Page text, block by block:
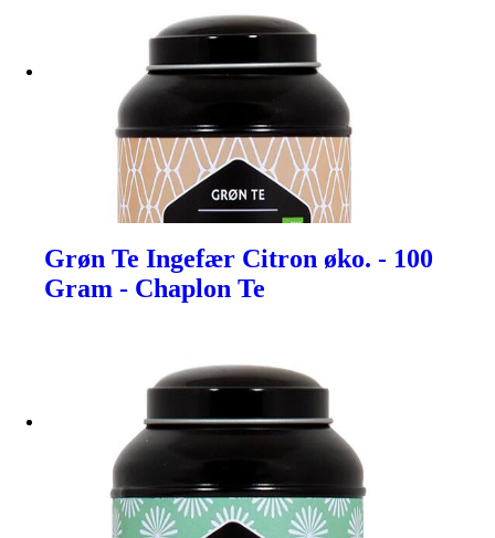
Grøn Te Ingefær Citron øko. - 100
Gram - Chaplon Te